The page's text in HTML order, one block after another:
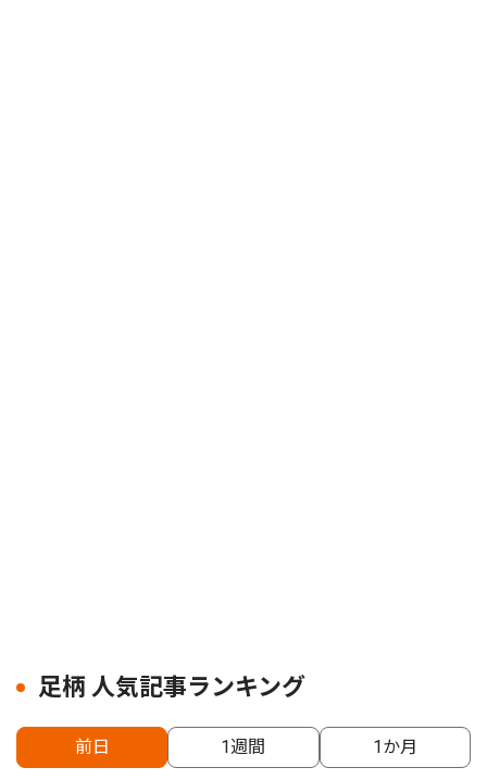
足柄 人気記事ランキング
前日 1週間 1か月